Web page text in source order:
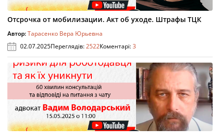
Отсрочка от мобилизации. Акт об уходе. Штрафы ТЦК
Автор:Тарасенко Вера Юрьевна
02.07.2025Переглядів:2522Коментарі:3